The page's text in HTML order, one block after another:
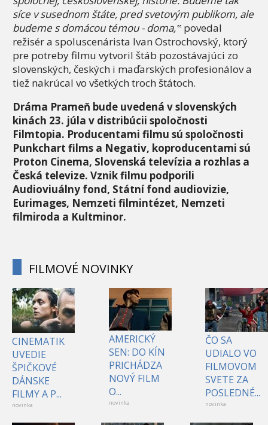
síce v susednom štáte, pred svetovým publikom, ale
budeme s domácou témou - doma,‟ povedal
režisér a spoluscenárista Ivan Ostrochovský, ktorý
pre potreby filmu vytvoril štáb pozostávajúci zo
slovenských, českých i maďarských profesionálov a
tiež nakrúcal vo všetkých troch štátoch.
Dráma Prameň bude uvedená v slovenských
kinách 23. júla v distribúcii spoločnosti
Filmtopia. Producentami filmu sú spoločnosti
Punkchart films a Negativ, koproducentami sú
Proton Cinema, Slovenská televízia a rozhlas a
Česká televize. Vznik filmu podporili
Audioviuálny fond, Státní fond audiovizie,
Eurimages, Nemzeti filmintézet, Nemzeti
filmiroda a Kultminor.
FILMOVÉ NOVINKY
CINEMATIK
UVEDIE
ŠPIČKOVÉ
DÁNSKE
FILMY A P...
novinka
AMERICKÝ
SEN: DO KÍN
PRICHÁDZA
NOVÝ FILM
O...
novinka
ČO SA
UDIALO VO
FILMOVOM
SVETE ZA
POSLEDNÉ...
novinka